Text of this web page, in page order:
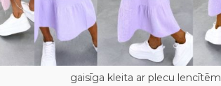
gaisīga kleita ar plecu lencītēm